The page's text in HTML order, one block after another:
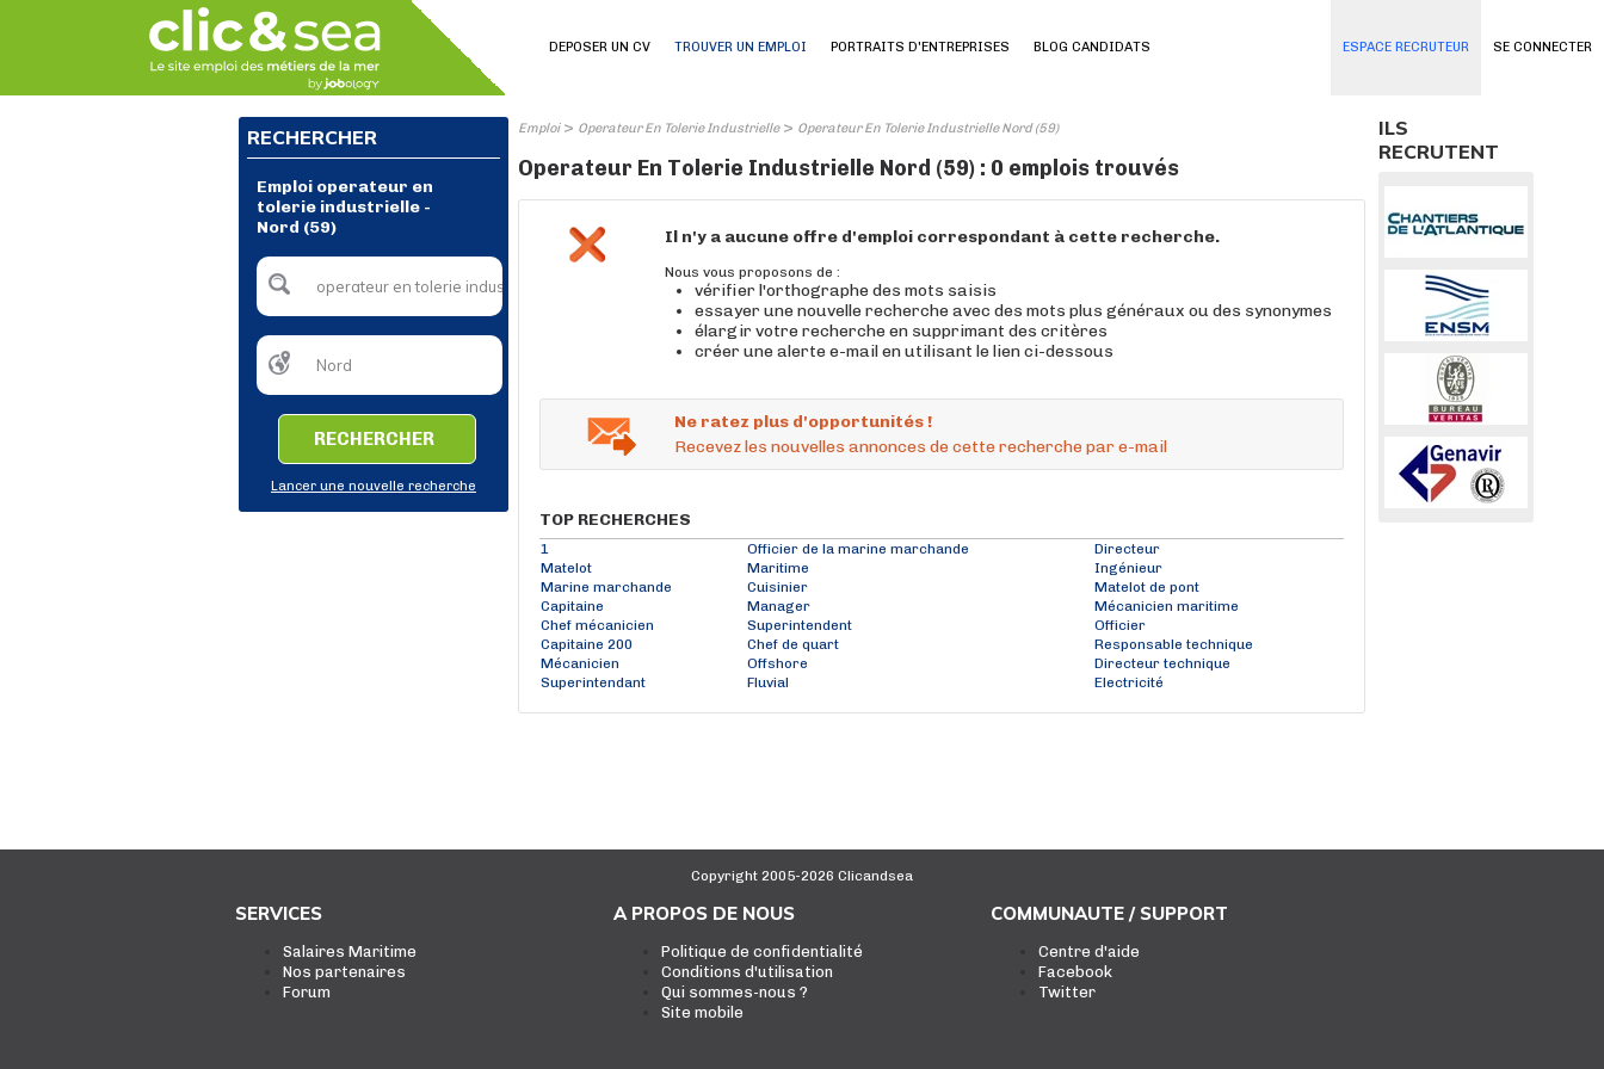
SE CONNECTER
DEPOSER UN CV TROUVER UN EMPLOI PORTRAITS D'ENTREPRISES BLOG CANDIDATS ESPACE RECRUTEUR
RECHERCHER
Emploi operateur en
tolerie industrielle -
Nord (59)
RECHERCHER
Lancer une nouvelle recherche
Emploi> Operateur En Tolerie Industrielle> Operateur En Tolerie Industrielle Nord (59)
Operateur En Tolerie Industrielle Nord (59) : 0 emplois trouvés
Il n'y a aucune offre d'emploi correspondant à cette recherche.
Nous vous proposons de :
vérifier l'orthographe des mots saisis
essayer une nouvelle recherche avec des mots plus généraux ou des synonymes
élargir votre recherche en supprimant des critères
créer une alerte e-mail en utilisant le lien ci-dessous
Ne ratez plus d'opportunités !
Recevez les nouvelles annonces de cette recherche par e-mail
TOP RECHERCHES
1 Officier de la marine marchande
Directeur
Matelot
Maritime
Ingénieur
Marine marchande
Cuisinier
Matelot de pont
Capitaine
Manager
Mécanicien maritime
Chef mécanicien
Superintendent
Officier
Capitaine 200
Chef de quart
Responsable technique
Mécanicien
Offshore
Directeur technique
Superintendant
Fluvial Electricité
ILS
RECRUTENT
Copyright 2005-2026 Clicandsea
SERVICES
Salaires Maritime
Nos partenaires
Forum
A PROPOS DE NOUS
Politique de confidentialité
Conditions d'utilisation
Qui sommes-nous ?
Site mobile
COMMUNAUTE / SUPPORT
Centre d'aide
Facebook
Twitter